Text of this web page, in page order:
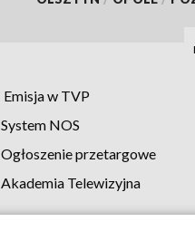
Emisja w TVP
System NOS
Ogłoszenie przetargowe
Akademia Telewizyjna